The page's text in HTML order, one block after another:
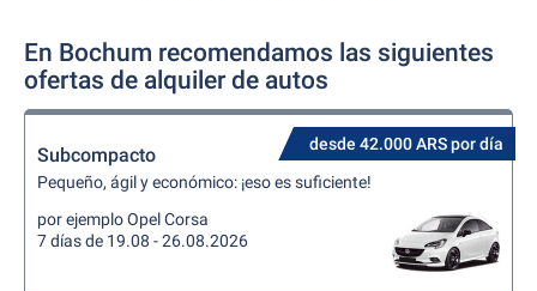
En Bochum recomendamos las siguientes
ofertas de alquiler de autos
desde 42.000 ARS por día
Subcompacto
Pequeño, ágil y económico: ¡eso es suficiente!
por ejemplo Opel Corsa
7 días de 19.08 - 26.08.2026